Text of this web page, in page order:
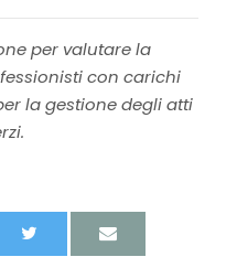
per valutare la
con carichi
la gestione degli atti